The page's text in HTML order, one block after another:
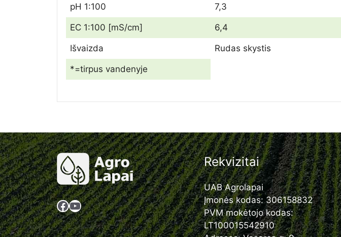
pH 1:100 7,3
EC 1:100 [mS/cm] 6,4
Išvaizda Rudas skystis
*=tirpus vandenyje
Facebook
YouTube
Rekvizitai
UAB Agrolapai
Įmonės kodas: 306158832
PVM mokėtojo kodas:
LT100015542910